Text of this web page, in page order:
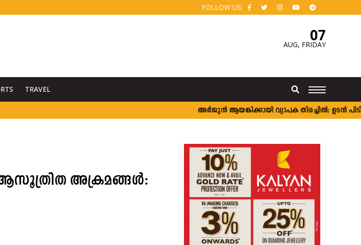
FOLLOW US:
07
AUG, FRIDAY
TRAVEL
അർജുൻ ആയങ്കിക്കായി വ്യാപക തിരച്ചിൽ; ഉടൻ
അക്രമങ്ങൾ: